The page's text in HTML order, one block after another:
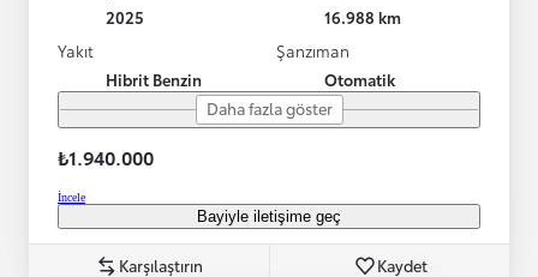
2025
16.988 km
Yakıt
Hibrit Benzin
Şanzıman
Otomatik
Daha fazla göster
₺1.940.000
İncele
Bayiyle iletişime geç
Karşılaştırın Kaydet